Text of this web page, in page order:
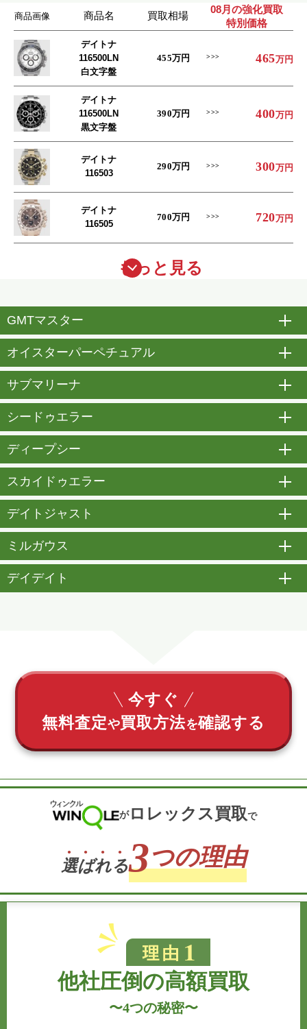
商品画像 商品名 買取相場
08月の強化買取
特別価格
デイトナ
116500LN
白文字盤
455万円 465万円
デイトナ
116500LN
黒文字盤
390万円 400万円
デイトナ
116503
290万円 300万円
デイトナ
116505
700万円 720万円
もっと見る
GMTマスター
オイスターパーペチュアル
サブマリーナ
シードゥエラー
ディープシー
スカイドゥエラー
デイトジャスト
ミルガウス
デイデイト
今すぐ
無料査定や買取方法を確認する
がロレックス買取で
選ばれる3つの理由
他社圧倒の高額買取
〜4つの秘密〜